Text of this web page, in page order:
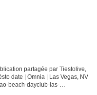
partagée par Tiestolive,
date | Omnia | Las Vegas, NV
beach-dayclub-las-